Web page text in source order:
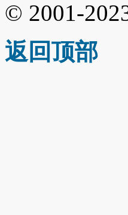
© 2001-
返回顶部